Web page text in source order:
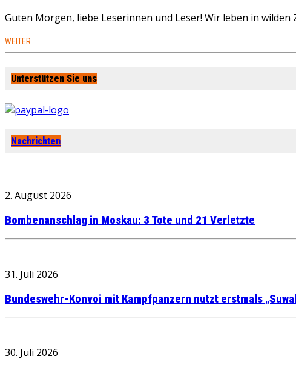
Guten Morgen, liebe Leserinnen und Leser! Wir leben in
WEITER
Unterstützen Sie uns
Nachrichten
2. August 2026
Bombenanschlag in Moskau: 3 Tote und 21 Verletzte
31. Juli 2026
Bundeswehr-Konvoi mit Kampfpanzern nutzt erstmals
30. Juli 2026